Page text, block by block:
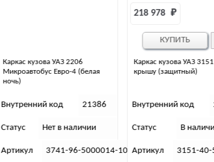
Каркас кузова УАЗ 3151 под
крышу (защитный)
Внутренний код 21357
Статус В наличии
Артикул 3151-40-5000014-91
Каркас кузова 3741
Евро-4 (защитный)
Внутренний код
Статус Нет в
Артикул 3741-96-